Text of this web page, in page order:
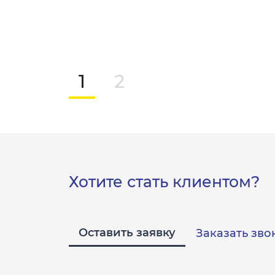
1 2
Хотите стать клиентом?
Оставить заявку Заказать